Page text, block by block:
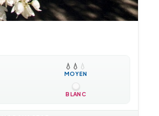
💧 💧 💧
MOYEN
BLANC